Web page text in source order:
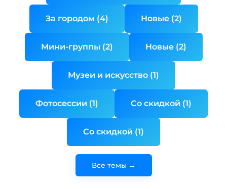
За городом (4) Новые (2)
Мини-группы (2) Новые (2)
Музеи и искусство (1)
Фотосессии (1) Со скидкой (1)
Со скидкой (1)
Все темы →